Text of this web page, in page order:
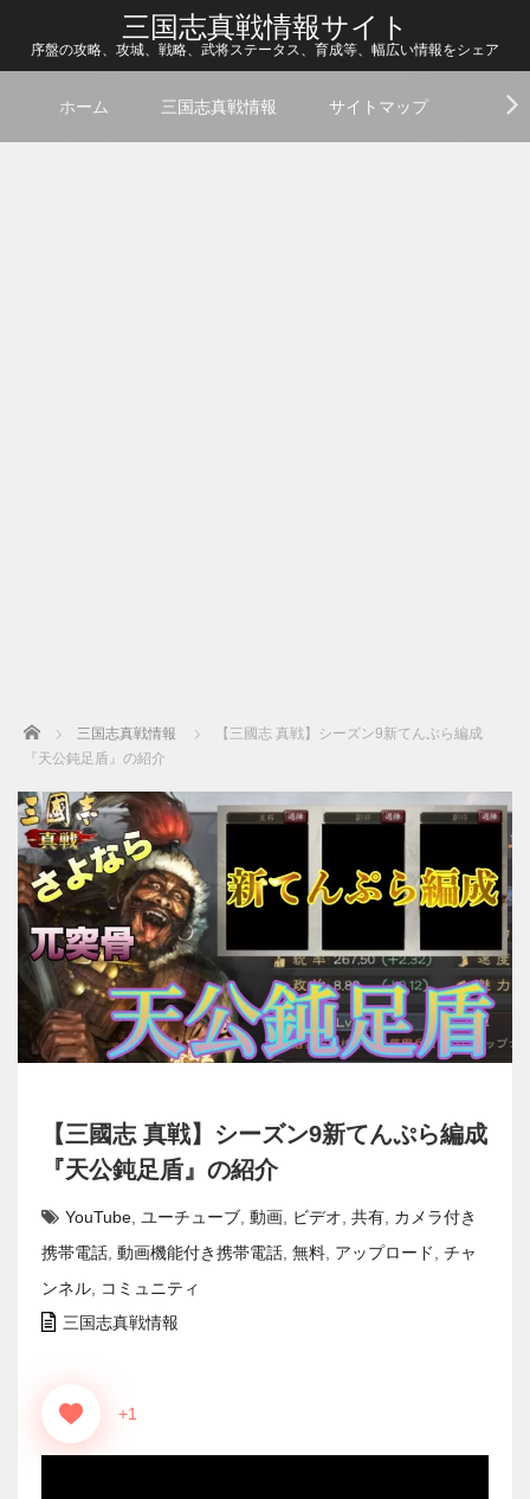
三国志真戦情報サイト
序盤の攻略、攻城、戦略、武将ステータス、育成等、幅広い情報をシェア
ホーム 三国志真戦情報 サイトマップ
Home 三国志真戦情報
【三國志 真戦】シーズン9新てんぷら編成
『天公鈍足盾』の紹介
【三國志 真戦】シーズン9新てんぷら編成
『天公鈍足盾』の紹介
YouTube ユーチューブ 動画 ビデオ 共有 カメラ付き
携帯電話 動画機能付き携帯電話 無料 アップロード
チャ
ンネル
コミュニティ
三国志真戦情報
+1